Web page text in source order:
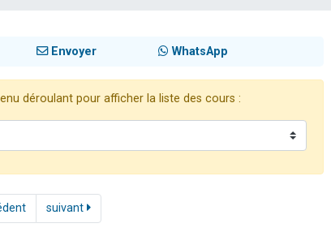
Envoyer WhatsApp
déroulant pour afficher la liste des cours :
suivant